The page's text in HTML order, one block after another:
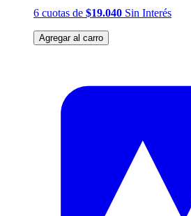
6 cuotas de $19.040 Sin Interés
Agregar al carro